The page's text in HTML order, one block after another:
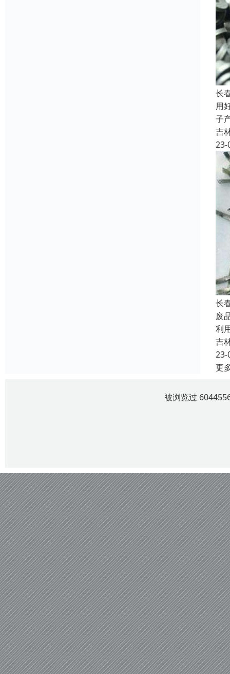
长
用
子
吉
23-
长
废
利
吉
23-
更
被浏览过